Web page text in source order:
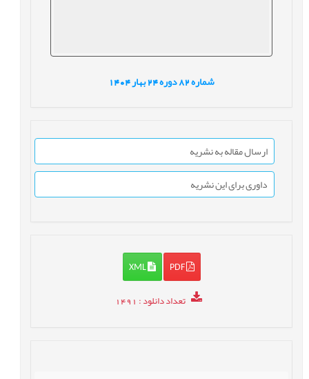
شماره82 دوره24 بهار1404
ارسال مقاله به نشریه
داوری برای این نشریه
PDF
XML
تعداد دانلود: 1491